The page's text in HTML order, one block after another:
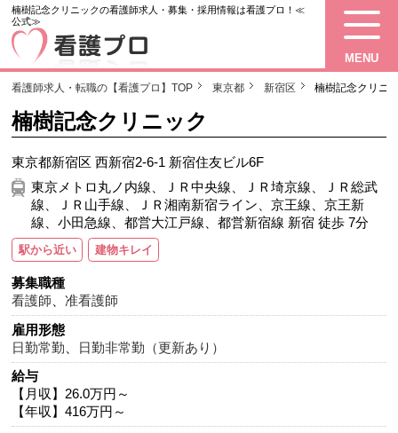
楠樹記念クリニックの看護師求人・募集・採用情報は看護プロ！≪
公式≫
MENU
看護師求人・転職の【看護プロ】TOP 東京都 新宿区 楠樹記念クリニ
楠樹記念クリニック
東京都新宿区 西新宿2-6-1 新宿住友ビル6F
東京メトロ丸ノ内線、ＪＲ中央線、ＪＲ埼京線、ＪＲ総武
線、ＪＲ山手線、ＪＲ湘南新宿ライン、京王線、京王新
線、小田急線、都営大江戸線、都営新宿線 新宿 徒歩 7分
駅から近い 建物キレイ
募集職種
看護師 、准看護師
雇用形態
日勤常勤
日勤非常勤（更新あり）
給与
【月収】26.0万円～
【年収】416万円～